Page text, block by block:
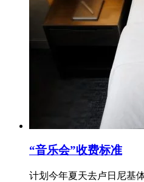
“音乐会”收费标准
计划今年夏天去卢日尼基